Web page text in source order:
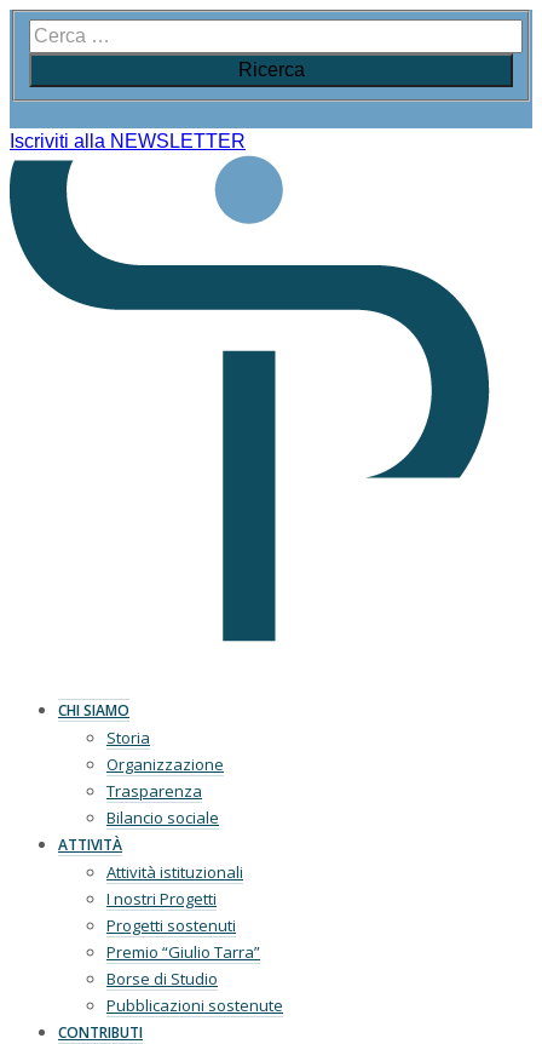
Iscriviti alla NEWSLETTER
CHI SIAMO
Storia
Organizzazione
Trasparenza
Bilancio sociale
ATTIVITÀ
Attività istituzionali
I nostri Progetti
Progetti sostenuti
Premio “Giulio Tarra”
Borse di Studio
Pubblicazioni sostenute
CONTRIBUTI